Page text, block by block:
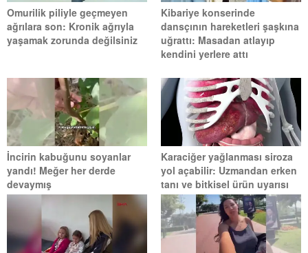
Omurilik piliyle geçmeyen
ağrılara son: Kronik ağrıyla
yaşamak zorunda değilsiniz
Kibariye konserinde
dansçının hareketleri şaşkına
uğrattı: Masadan atlayıp
kendini yerlere attı
İncirin kabuğunu soyanlar
yandı! Meğer her derde
devaymış
Karaciğer yağlanması siroza
yol açabilir: Uzmandan erken
tanı ve bitkisel ürün uyarısı